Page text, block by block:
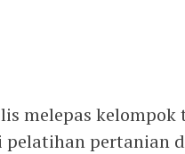
melepas kelompok
pelatihan pertanian